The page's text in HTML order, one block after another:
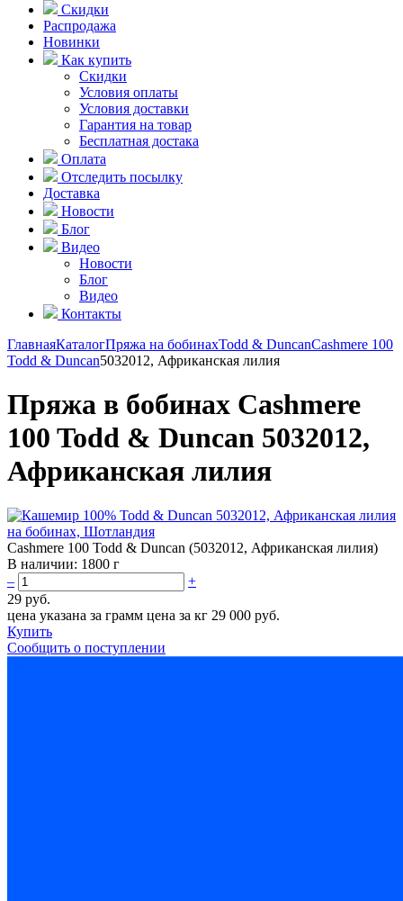
Скидки
Распродажа
Новинки
Как купить
Скидки
Условия оплаты
Условия доставки
Гарантия на товар
Бесплатная достака
Оплата
Отследить посылку
Доставка
Новости
Блог
Видео
Новости
Блог
Видео
Контакты
ГлавнаяКаталогПряжа на бобинахTodd & DuncanCashmere 100
Todd & Duncan5032012, Африканская лилия
Пряжа в бобинах Cashmere
100 Todd & Duncan 5032012,
Африканская лилия
Cashmere 100 Todd & Duncan (5032012, Африканская лилия)
В наличии: 1800 г
–
+
29 руб.
цена указана за грамм цена за кг 29 000 руб.
Купить
Сообщить о поступлении